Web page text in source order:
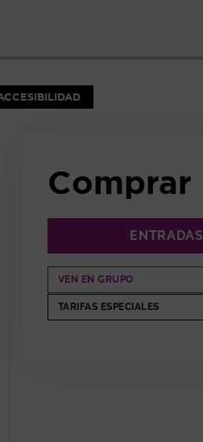
Comprar
ENTRADAS
VEN EN GRUPO
TARIFAS ESPECIALES